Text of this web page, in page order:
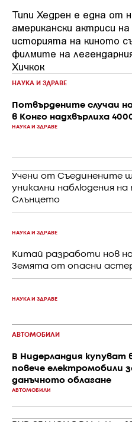
Типи Хедрен е една от
американски актриси
историята на киното
филмите на
Хичкок
НАУКА И ЗДРАВЕ
Потвърдените случаи
в Конго надхвърлиха
НАУКА И ЗДРАВЕ
Учени от Съединените
уникални наблюдения
Слънцето
НАУКА И ЗДРАВЕ
Китай разработи нов
Земята от опасни
НАУКА И ЗДРАВЕ
АВТОМОБИЛИ
В Нидерландия купуват
повече електромобили
данъчното облагане
АВТОМОБИЛИ